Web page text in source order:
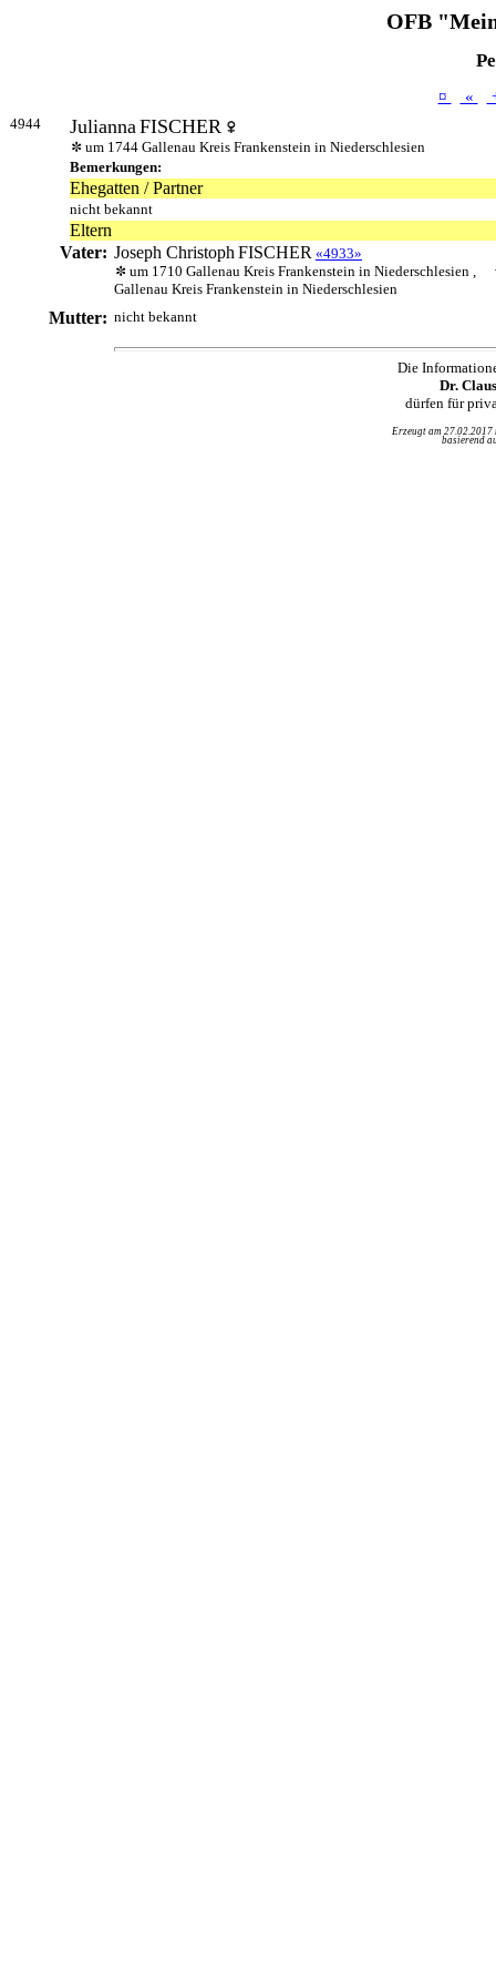
OFB
¤ «
4944 JuliannaFISCHER
um 1744 Gallenau Kreis Frankenstein in Niederschlesien
Bemerkungen:
Ehegatten / Partner
nicht bekannt
Eltern
Vater: Joseph Christoph FISCHER «4933»
um 1710 Gallenau Kreis Frankenstein in Niederschlesien ,
Gallenau Kreis Frankenstein in Niederschlesien
Mutter: nicht bekannt
Die
Dr.
dürfen für
Erzeugt am
basierend